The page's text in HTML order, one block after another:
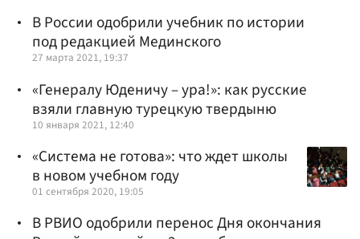
В России одобрили учебник по истории
под редакцией Мединского
27 марта 2021, 19:37
«Генералу Юденичу – ура!»: как русские
взяли главную турецкую твердыню
10 января 2021, 12:40
«Система не готова»: что ждет школы
в новом учебном году
01 сентября 2020, 19:05
В РВИО одобрили перенос Дня окончания